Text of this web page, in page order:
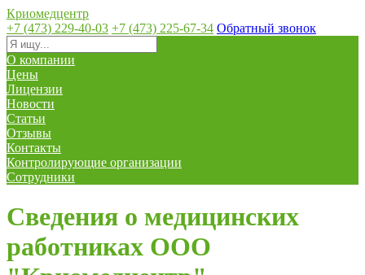
Криомедцентр
+7 (473) 229-40-03 +7 (473) 225-67-34 Обратный звонок
О компании
Цены
Лицензии
Новости
Статьи
Отзывы
Контакты
Контролирующие организации
Сотрудники
Сведения о медицинских
работниках ООО